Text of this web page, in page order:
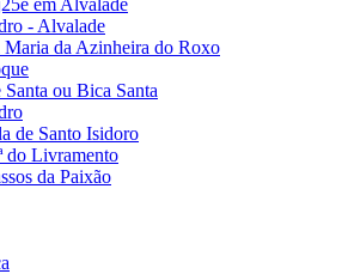
- Alvalade
Maria da Azinheira do Roxo
ou Bica Santa
de Santo Isidoro
do Livramento
da Paixão